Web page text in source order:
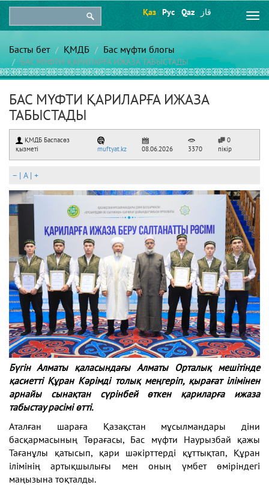
Қаз Рус Qaz قاز
Басты бет ҚМДБ Бас мүфти блогы
БАС МҮФТИ ҚАРИЛАРҒА ИЖАЗА ТАБЫСТАДЫ
БАС МҮФТИ ҚАРИЛАРҒА ИЖАЗА
ТАБЫСТАДЫ
ҚМДБ Баспасөз
қызметі
muftyat.kz 08.06.2026 3370
0
пікір
– | A| +
Бүгін Алматы қаласындағы Алматы Орталық мешітінде
қасиетті Құран Кәрімді толық меңгеріп, қырағат ілімінен
арнайы сынақтан сүрінбей өткен қариларға ижаза
табыстау рәсімі өтті.
Аталған шараға Қазақстан мұсылмандары діни
басқармасының Төрағасы, Бас мүфти Наурызбай қажы
Тағанұлы қатысып, қари шәкірттерді құттықтап, Құран
ілімінің артықшылығы мен оның үмбет өміріндегі
маңызына тоқталды.